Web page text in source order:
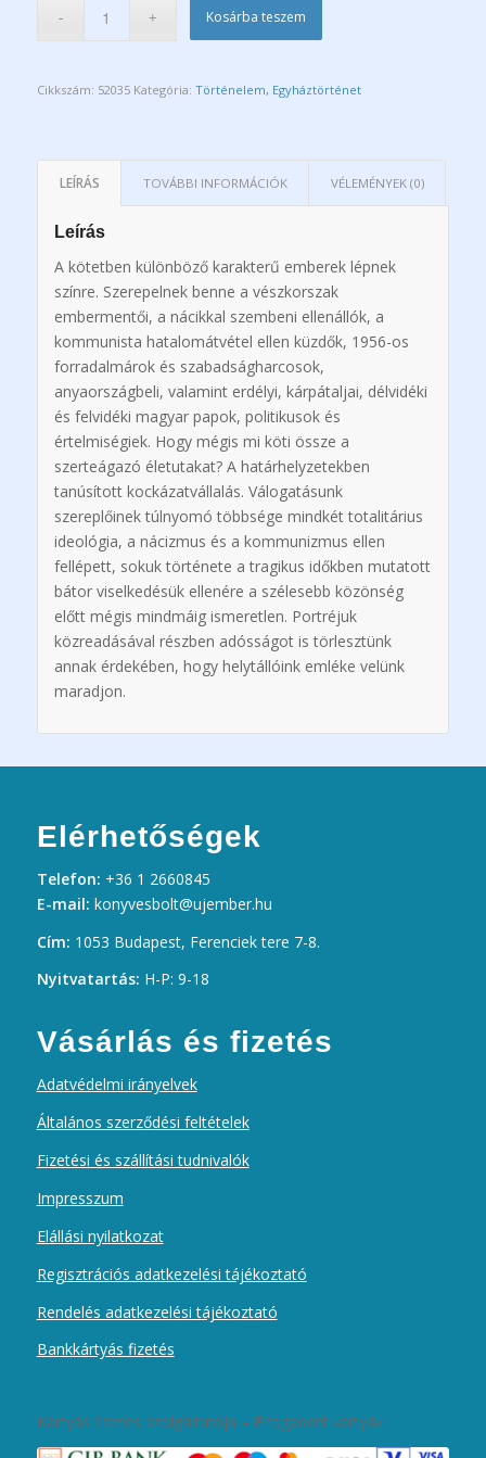
Kosárba teszem
Cikkszám: 52035 Kategória: Történelem, Egyháztörténet
LEÍRÁS TOVÁBBI INFORMÁCIÓK VÉLEMÉNYEK (0)
Leírás
A kötetben különböző karakterű emberek lépnek
színre. Szerepelnek benne a vészkorszak
embermentői, a nácikkal szembeni ellenállók, a
kommunista hatalomátvétel ellen küzdők, 1956-os
forradalmárok és szabadságharcosok,
anyaországbeli, valamint erdélyi, kárpátaljai, délvidéki
és felvidéki magyar papok, politikusok és
értelmiségiek. Hogy mégis mi köti össze a
szerteágazó életutakat? A határhelyzetekben
tanúsított kockázatvállalás. Válogatásunk
szereplőinek túlnyomó többsége mindkét totalitárius
ideológia, a nácizmus és a kommunizmus ellen
fellépett, sokuk története a tragikus időkben mutatott
bátor viselkedésük ellenére a szélesebb közönség
előtt mégis mindmáig ismeretlen. Portréjuk
közreadásával részben adósságot is törlesztünk
annak érdekében, hogy helytállóink emléke velünk
maradjon.
Elérhetőségek
Telefon: +36 1 2660845
E-mail: konyvesbolt@ujember.hu
Cím: 1053 Budapest, Ferenciek tere 7-8.
Nyitvatartás: H-P: 9-18
Vásárlás és fizetés
Adatvédelmi irányelvek
Általános szerződési feltételek
Fizetési és szállítási tudnivalók
Impresszum
Elállási nyilatkozat
Regisztrációs adatkezelési tájékoztató
Rendelés adatkezelési tájékoztató
Bankkártyás fizetés
Kártyás fizetés szolgáltatója – Elfogadott kártyák